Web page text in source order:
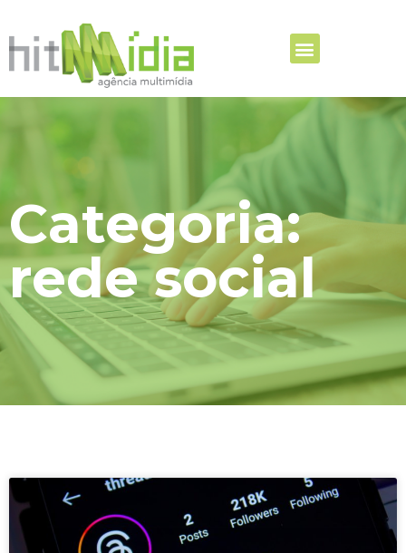
Categoria:
rede social